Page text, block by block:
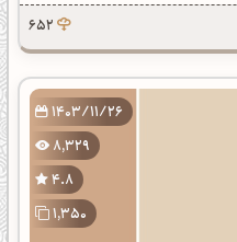
652
1403/11/26
8,329
4.8
1,350